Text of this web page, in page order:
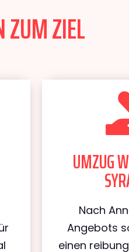
ZUM ZIEL
UMZUG
Nach
Angebots
einen